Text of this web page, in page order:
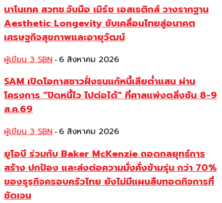
นาโนเทค สวทช.จับมือ เมิร์ซ เอสเธติกส์ วางรากฐาน
Aesthetic Longevity ขับเคลื่อนไทยสู่อนาคต
เศรษฐกิจสุขภาพและอายุวัฒน์
ผู้เขียน 3 SBN - 6 สิงหาคม 2026
SAM เปิดโอกาสชาวฝั่งธนแก้หนี้เสียต่ำแสน ผ่าน
โครงการ “ปิดหนี้ไว ไปต่อได้” ที่ศาลแพ่งตลิ่งชัน 8-9
ส.ค.69
ผู้เขียน 3 SBN - 6 สิงหาคม 2026
ยูโอบี ร่วมกับ Baker McKenzie ถอดกลยุทธ์การ
สร้าง ปกป้อง และส่งต่อความมั่งคั่งข้ามรุ่น กว่า 70%
ของธุรกิจครอบครัวไทย ยังไม่มีแผนสืบทอดกิจการที่
ชัดเจน